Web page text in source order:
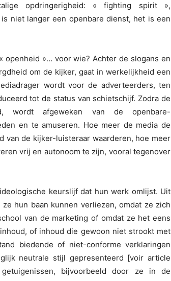
opdringerigheid: « fighting spirit »,
niet langer een openbare dienst, het is een
openheid »… voor wie? Achter de slogans en
om de kijker, gaat in werkelijkheid een
wordt voor de adverteerders, ten
tot de status van schietschijf. Zodra de
wordt afgeweken van de openbare-
en te amuseren. Hoe meer de media de
de kijker-luisteraar waarderen, hoe meer
vrij en autonoom te zijn, vooral tegenover
keurslijf dat hun werk omlijst. Uit
hun baan kunnen verliezen, omdat ze zich
van de marketing of omdat ze het eens
of inhoud die gewoon niet strookt met
biedende of niet-conforme verklaringen
neutrale stijl gepresenteerd [voir article
bijvoorbeeld door ze in de